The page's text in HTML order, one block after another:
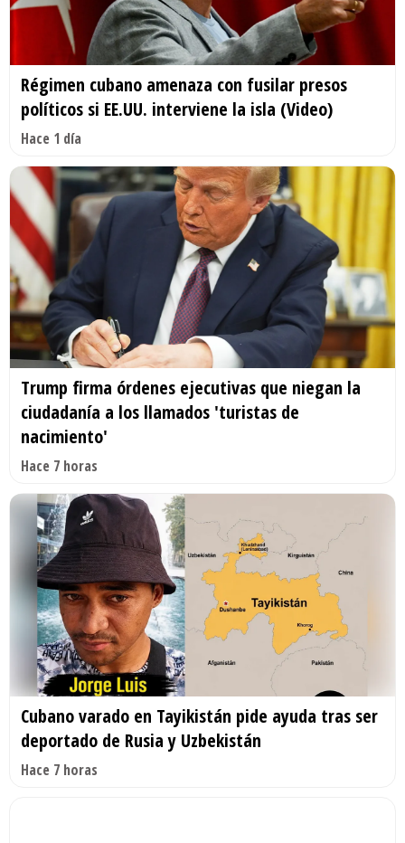
Régimen cubano amenaza con fusilar presos
políticos si EE.UU. interviene la isla (Video)
Hace 1 día
Trump firma órdenes ejecutivas que niegan la
ciudadanía a los llamados 'turistas de
nacimiento'
Hace 7 horas
Cubano varado en Tayikistán pide ayuda tras ser
deportado de Rusia y Uzbekistán
Hace 7 horas